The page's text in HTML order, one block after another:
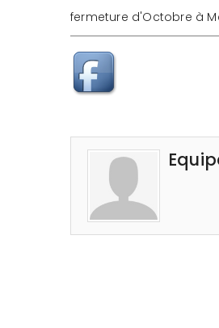
fermeture d'Octobre à